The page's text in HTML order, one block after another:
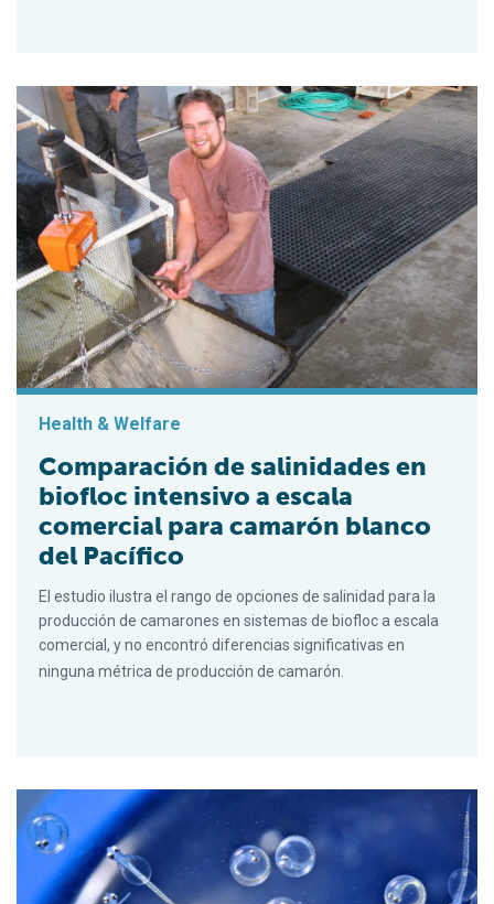
Health & Welfare
Comparación de salinidades en
biofloc intensivo a escala
comercial para camarón blanco
del Pacífico
El estudio ilustra el rango de opciones de salinidad para la
producción de camarones en sistemas de biofloc a escala
comercial, y no encontró diferencias significativas en
ninguna métrica de producción de camarón.